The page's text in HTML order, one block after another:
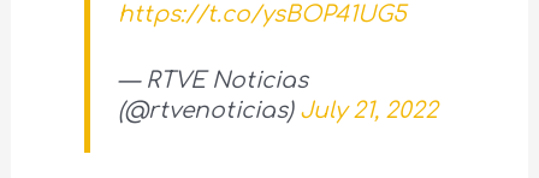
https://t.co/ysBOP41UG5
— RTVE Noticias
(@rtvenoticias) July 21, 2022